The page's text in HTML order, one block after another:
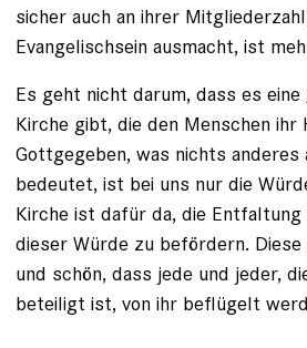
sicher auch an ihrer
Evangelischsein ausmacht, ist
Es geht nicht darum, dass es
Kirche gibt, die den Menschen
Gottgegeben, was nichts
bedeutet, ist bei uns nur die
Kirche ist dafür da, die Entfaltung
dieser Würde zu befördern.
und schön, dass jede und jeder,
beteiligt ist, von ihr beflügelt